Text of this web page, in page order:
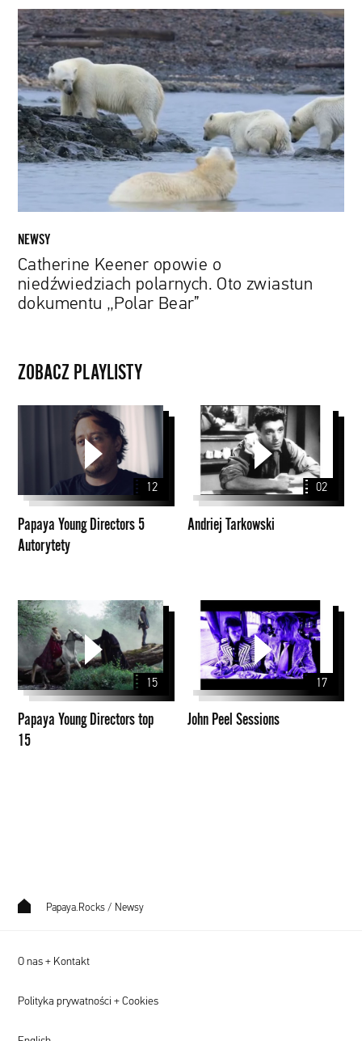
Catherine
Keener
opowie
o
niedźwiedziach
polarnych.
Oto
zwiastun
dokumentu
Bear”
NEWSY
Catherine Keener opowie o
niedźwiedziach polarnych. Oto zwiastun
dokumentu „Polar Bear”
ZOBACZ PLAYLISTY
Autorytety
12
Papaya Young Directors 5
Autorytety
Andriej
Tarkowski
02
Andriej Tarkowski
Papaya
Young
Directors
top
15
15
Papaya Young Directors top
15
John
Peel
Sessions
17
John Peel Sessions
Papaya.Rocks / Newsy
O nas + Kontakt
Polityka prywatności + Cookies